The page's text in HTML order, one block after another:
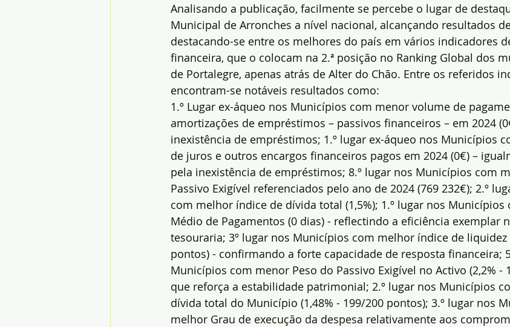
Analisando a publicação, facilmente se percebe o lugar de
Municipal de Arronches a nível nacional, alcançando resultados
destacando-se entre os melhores do país em vários indicadores
financeira, que o colocam na 2.ª posição no Ranking Global dos
de Portalegre, apenas atrás de Alter do Chão. Entre os referidos
encontram-se notáveis resultados como:
1.º Lugar ex-áqueo nos Municípios com menor volume de
amortizações de empréstimos – passivos financeiros – em 2024
inexistência de empréstimos; 1.º lugar ex-áqueo nos Municípios
de juros e outros encargos financeiros pagos em 2024 (0€) –
pela inexistência de empréstimos; 8.º lugar nos Municípios com
Passivo Exigível referenciados pelo ano de 2024 (769 232€); 2.º
com melhor índice de dívida total (1,5%); 1.º lugar nos Municípios
Médio de Pagamentos (0 dias) - reflectindo a eficiência exemplar
tesouraria; 3º lugar nos Municípios com melhor índice de liquidez
pontos) - confirmando a forte capacidade de resposta financeira;
Municípios com menor Peso do Passivo Exigível no Activo (2,2% -
que reforça a estabilidade patrimonial; 2.º lugar nos Municípios
dívida total do Município (1,48% - 199/200 pontos); 3.º lugar nos
melhor Grau de execução da despesa relativamente aos